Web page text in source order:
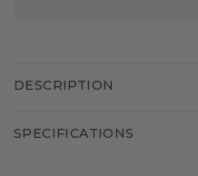
DESCRIPTION
SPECIFICATIONS